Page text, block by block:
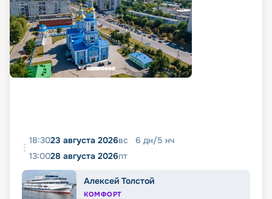
18:3023 августа 2026вс 6 дн/5 нч
13:0028 августа 2026пт
Алексей Толстой
КОМФОРТ